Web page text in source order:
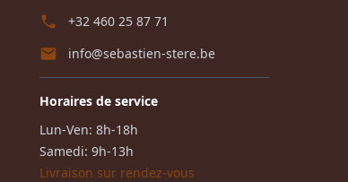
+32 460 25 87 71
info@sebastien-stere.be
Horaires de service
Lun-Ven: 8h-18h
Samedi: 9h-13h
Livraison sur rendez-vous